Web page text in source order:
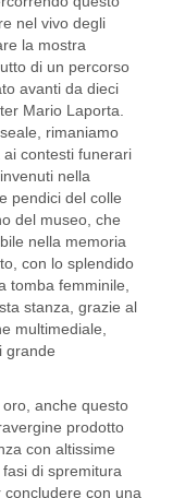
nel vivo degli
la mostra
di un percorso
avanti da dieci
Mario Laporta.
rimaniamo
contesti funerari
nella
pendici del colle
del museo, che
nella memoria
con lo splendido
tomba femminile,
stanza, grazie al
multimediale,
grande
anche questo
prodotto
con altissime
di spremitura
concludere con una